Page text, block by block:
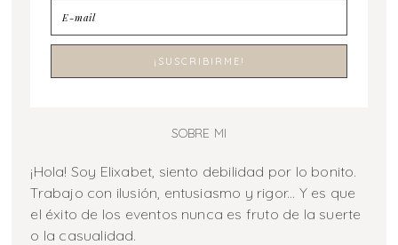
SOBRE MI
¡Hola! Soy Elixabet, siento debilidad por lo bonito.
Trabajo con ilusión, entusiasmo y rigor... Y es que
el éxito de los eventos nunca es fruto de la suerte
o la casualidad.